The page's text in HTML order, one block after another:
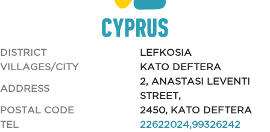
DISTRICT
LEFKOSIA
VILLAGES/CITY
KATO DEFTERA
ADDRESS
2, ANASTASI LEVENTI
STREET,
POSTAL CODE
2450, KATO DEFTERA
TEL
22622024,99326242